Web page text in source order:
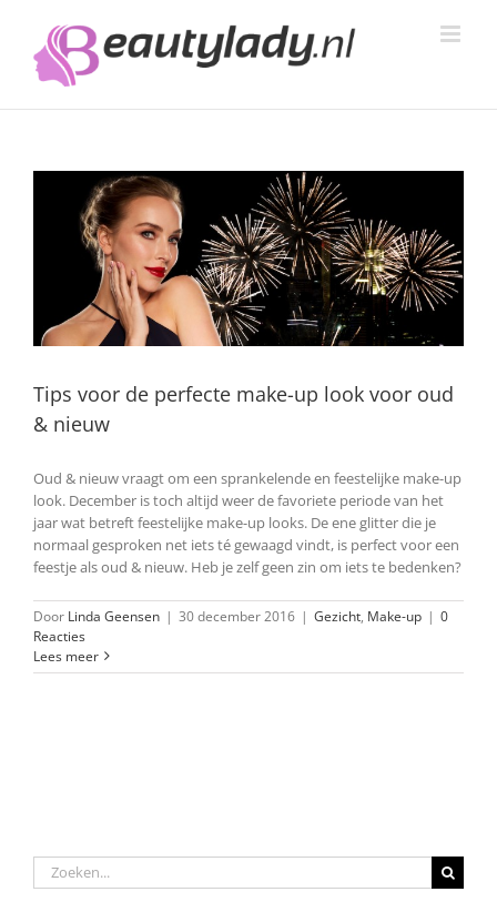
inhoud
Tips voor de perfecte make-up look voor oud
& nieuw
Oud & nieuw vraagt om een sprankelende en feestelijke make-up
look. December is toch altijd weer de favoriete periode van het
jaar wat betreft feestelijke make-up looks. De ene glitter die je
normaal gesproken net iets té gewaagd vindt, is perfect voor een
feestje als oud & nieuw. Heb je zelf geen zin om iets te bedenken?
Door Linda Geensen | 30 december 2016 | Gezicht, Make-up | 0
Reacties
Lees meer
Zoeken
naar: